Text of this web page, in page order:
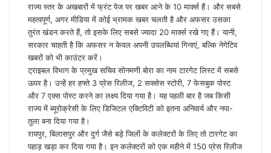
राज्य स्तर के अखबारों में फ्रंट पेज पर खबर आने के 10 मार्क्स हैं। और सबसे
महत्वपूर्ण, अगर मीडिया में कोई भ्रामक खबर चलती है और अफसर उसका
तुरंत खंडन करते हैं, तो इसके लिए सबसे ज्यादा 20 मार्क्स रखे गए हैं। यानी,
सरकार चाहती है कि अफसर न केवल अपनी उपलब्धियां गिनाएं, बल्कि नेगेटिव
खबरों को भी काउंटर करें।
ट्राइबल विभाग के प्रमुख सचिव सोनमणी बोरा का नाम टारगेट लिस्ट में सबसे
ऊपर है। उन्हें हर हफ्ते 3 प्रेस रिलीज, 2 सक्सेस स्टोरी, 7 फेसबुक पोस्ट
और 7 एक्स पोस्ट करने का लक्ष्य दिया गया है। यह पहली बार है जब किसी
राज्य में ब्यूरोक्रेसी के लिए डिजिटल एक्टिविटी को इतना अनिवार्य और नपा-
तुला बना दिया गया है।
रायपुर, बिलासपुर और दुर्ग जैसे बड़े जिलों के कलेक्टरों के लिए तो टारगेट का
पहाड़ खड़ा कर दिया गया है। इन कलेक्टरों को एक महीने में 150 प्रेस रिलीज